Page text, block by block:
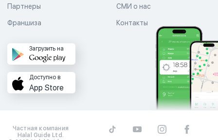
СМИ о нас
Контакты
Партнеры
Франшиза
Загрузить на
Доступно в
App Store
Частная компания
Halal Guide Ltd.